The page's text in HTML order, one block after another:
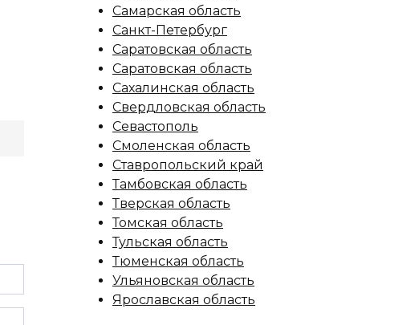
Самарская область
Санкт-Петербург
Саратовская область
Саратовская область
Сахалинская область
Свердловская область
Севастополь
Смоленская область
Ставропольский край
Тамбовская область
Тверская область
Томская область
Тульская область
Тюменская область
Ульяновская область
Ярославская область